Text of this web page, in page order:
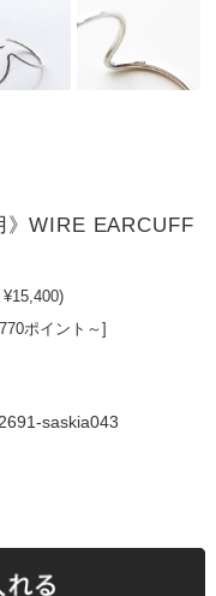
》WIRE EARCUFF
ポイント～]
saskia043